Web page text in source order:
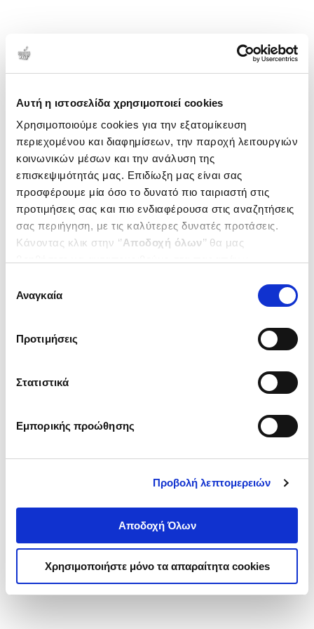
Αυτή η ιστοσελίδα χρησιμοποιεί cookies
Χρησιμοποιούμε cookies για την εξατομίκευση
περιεχομένου και διαφημίσεων, την παροχή λειτουργιών
κοινωνικών μέσων και την ανάλυση της
επισκεψιμότητάς μας. Επιδίωξη μας είναι σας
προσφέρουμε μία όσο το δυνατό πιο ταιριαστή στις
προτιμήσεις σας και πιο ενδιαφέρουσα στις αναζητήσεις
σας περιήγηση, με τις καλύτερες δυνατές προτάσεις.
Κάνοντας κλικ στην ‘’Αποδοχή όλων’’ θα μας
ενδιαφέρουν και να επιλέξετε από τα παρακάτω με την
΄΄και να ενημερωθείτε σχετικά με
συγκατάθεσης
Αναγκαία
Προτιμήσεις
Στατιστικά
Εμπορικής προώθησης
Προβολή λεπτομερειών
Αποδοχή Όλων
Χρησιμοποιήστε μόνο τα απαραίτητα cookies